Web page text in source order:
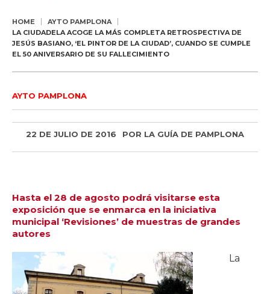
HOME
AYTO PAMPLONA
LA CIUDADELA ACOGE LA MÁS COMPLETA RETROSPECTIVA DE
JESÚS BASIANO, ‘EL PINTOR DE LA CIUDAD’, CUANDO SE CUMPLE
EL 50 ANIVERSARIO DE SU FALLECIMIENTO
AYTO PAMPLONA
22 DE JULIO DE 2016 POR LA GUÍA DE PAMPLONA
Hasta el 28 de agosto podrá visitarse esta
exposición que se enmarca en la iniciativa
municipal ‘Revisiones’ de muestras de grandes
autores
La